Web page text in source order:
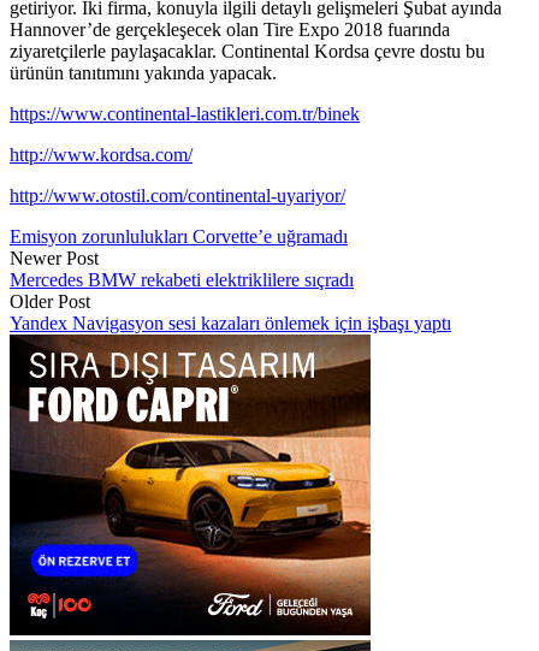
getiriyor. İki firma, konuyla ilgili detaylı gelişmeleri Şubat ayında
Hannover’de gerçekleşecek olan Tire Expo 2018 fuarında
ziyaretçilerle paylaşacaklar. Continental Kordsa çevre dostu bu
ürünün tanıtımını yakında yapacak.
https://www.continental-lastikleri.com.tr/binek
http://www.kordsa.com/
http://www.otostil.com/continental-uyariyor/
Emisyon zorunlulukları Corvette’e uğramadı
Newer Post
Mercedes BMW rekabeti elektriklilere sıçradı
Older Post
Yandex Navigasyon sesi kazaları önlemek için işbaşı yaptı